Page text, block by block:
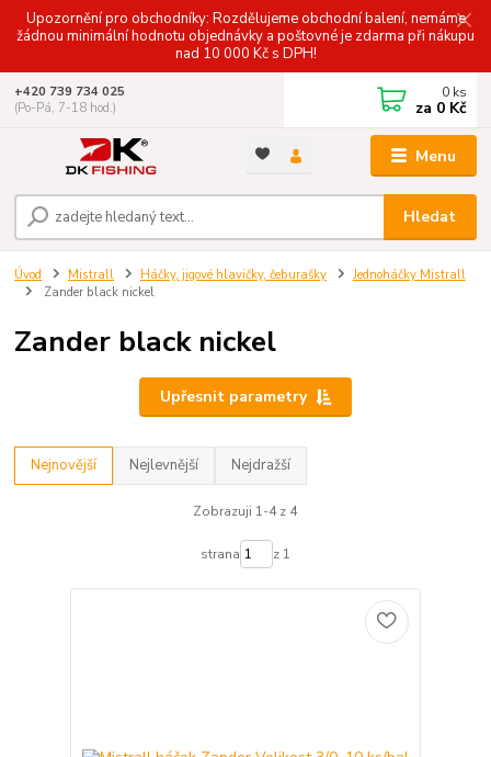
Upozornění pro obchodníky: Rozdělujeme obchodní balení, nemáme
žádnou minimální hodnotu objednávky a poštovné je zdarma při nákupu
nad 10 000 Kč s DPH!
Menu
Hledat
+420 739 734 025
(Po-Pá, 7-18 hod.)
0 ks
za 0 Kč
Úvod Mistrall Háčky, jigové hlavičky, čeburašky
Jednoháčky Mistrall
Zander black nickel
Zander black nickel
Upřesnit parametry
Nejnovější Nejlevnější Nejdražší
Zobrazuji 1-4 z 4
strana z 1